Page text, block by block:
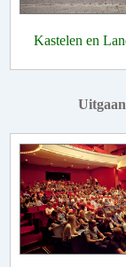
Kastelen en
Uitgaan